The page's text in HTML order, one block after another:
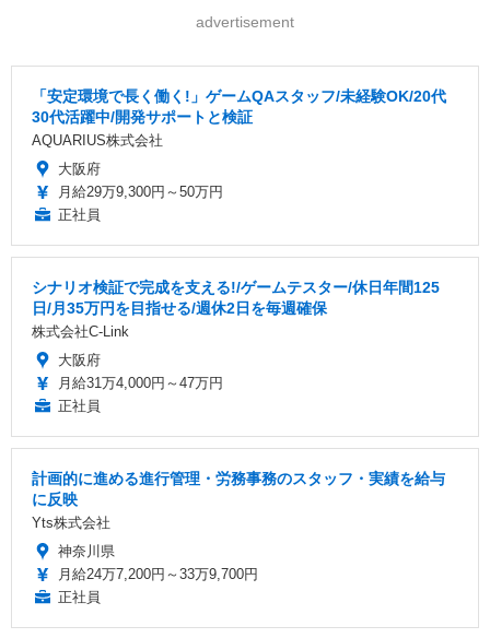
advertisement
「安定環境で長く働く!」ゲームQAスタッフ/未経験OK/20代
30代活躍中/開発サポートと検証
AQUARIUS株式会社
大阪府
月給29万9,300円～50万円
正社員
シナリオ検証で完成を支える!/ゲームテスター/休日年間125
日/月35万円を目指せる/週休2日を毎週確保
株式会社C-Link
大阪府
月給31万4,000円～47万円
正社員
計画的に進める進行管理・労務事務のスタッフ・実績を給与
に反映
Yts株式会社
神奈川県
月給24万7,200円～33万9,700円
正社員